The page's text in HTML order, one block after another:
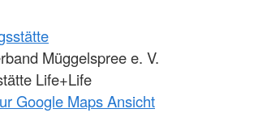
Müggelspree e. V.
Life+Life
Google Maps Ansicht